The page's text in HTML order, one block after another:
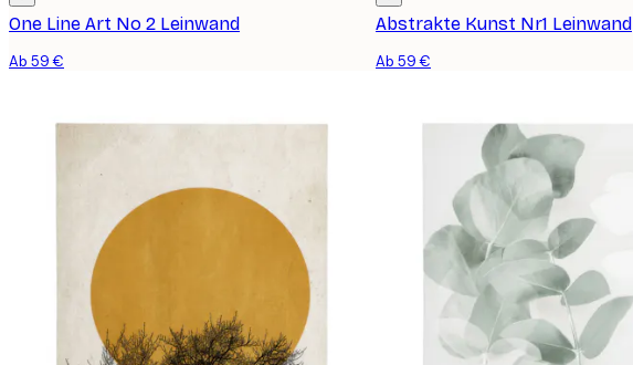
One Line Art No 2 Leinwand
Ab 59 €
Abstrakte Kunst Nr1 Leinwand
Ab 59 €